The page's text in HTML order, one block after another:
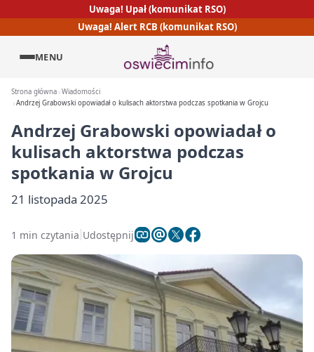
Uwaga! Upał (komunikat RSO)
Uwaga! Alert RCB (komunikat RSO)
MENU
Strona główna Wiadomości
Andrzej Grabowski opowiadał o kulisach aktorstwa podczas spotkania w Grojcu
Andrzej Grabowski opowiadał o
kulisach aktorstwa podczas
spotkania w Grojcu
21 listopada 2025
1 min czytania Udostępnij